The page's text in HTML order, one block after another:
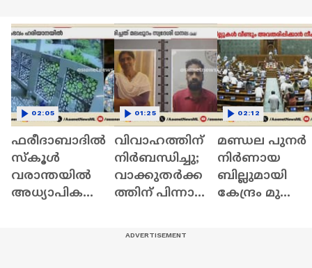
ഫരീദാബാദില്‍
സ്‌കൂള്‍
വരാന്തയില്‍
അധ്യാപികയെ
02:05
വിവാഹത്തിന്
നിർബന്ധിച്ചു;
വാക്കുതർക്ക
ത്തിന് പിന്നാലെ
01:25
മണ്ഡല പുനർ
നിർണായ
ബില്ലുമായി
കേന്ദ്രം
02:12